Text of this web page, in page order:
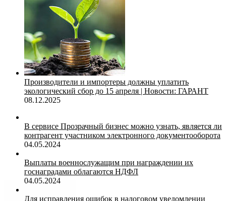
Производители и импортеры должны уплатить
экологический сбор до 15 апреля | Новости: ГАРАНТ
08.12.2025
В сервисе Прозрачный бизнес можно узнать, является ли
контрагент участником электронного документооборота
04.05.2024
Выплаты военнослужащим при награждении их
госнаградами облагаются НДФЛ
04.05.2024
Для исправления ошибок в налоговом уведомлении